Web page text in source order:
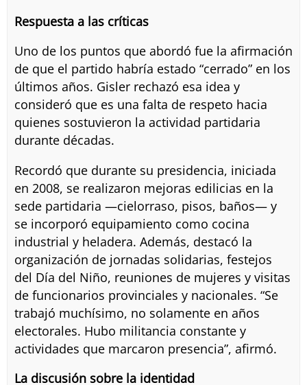
Respuesta a las críticas
Uno de los puntos que abordó fue la afirmación
de que el partido habría estado “cerrado” en los
últimos años. Gisler rechazó esa idea y
consideró que es una falta de respeto hacia
quienes sostuvieron la actividad partidaria
durante décadas.
Recordó que durante su presidencia, iniciada
en 2008, se realizaron mejoras edilicias en la
sede partidaria —cielorraso, pisos, baños— y
se incorporó equipamiento como cocina
industrial y heladera. Además, destacó la
organización de jornadas solidarias, festejos
del Día del Niño, reuniones de mujeres y visitas
de funcionarios provinciales y nacionales. “Se
trabajó muchísimo, no solamente en años
electorales. Hubo militancia constante y
actividades que marcaron presencia”, afirmó.
La discusión sobre la identidad